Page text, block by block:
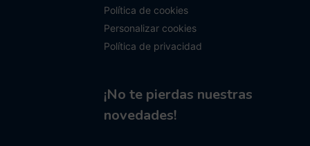
Política de cookies
Personalizar cookies
Política de privacidad
¡No te pierdas nuestras
novedades!